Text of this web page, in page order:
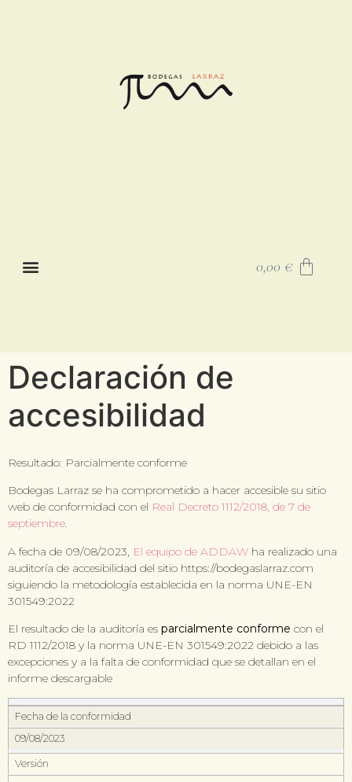
0,00 €
Declaración de
accesibilidad
Resultado: Parcialmente conforme
Bodegas Larraz se ha comprometido a hacer accesible su sitio
web de conformidad con el Real Decreto 1112/2018, de 7 de
septiembre.
A fecha de 09/08/2023, El equipo de ADDAW ha realizado una
auditoría de accesibilidad del sitio https://bodegaslarraz.com
siguiendo la metodología establecida en la norma UNE-EN
301549:2022
El resultado de la auditoría es parcialmente conforme con el
RD 1112/2018 y la norma UNE-EN 301549:2022 debido a las
excepciones y a la falta de conformidad que se detallan en el
informe descargable
Fecha de la conformidad
09/08/2023
Versión